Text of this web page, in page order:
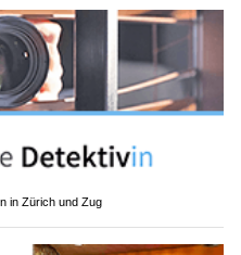
in Zürich und Zug